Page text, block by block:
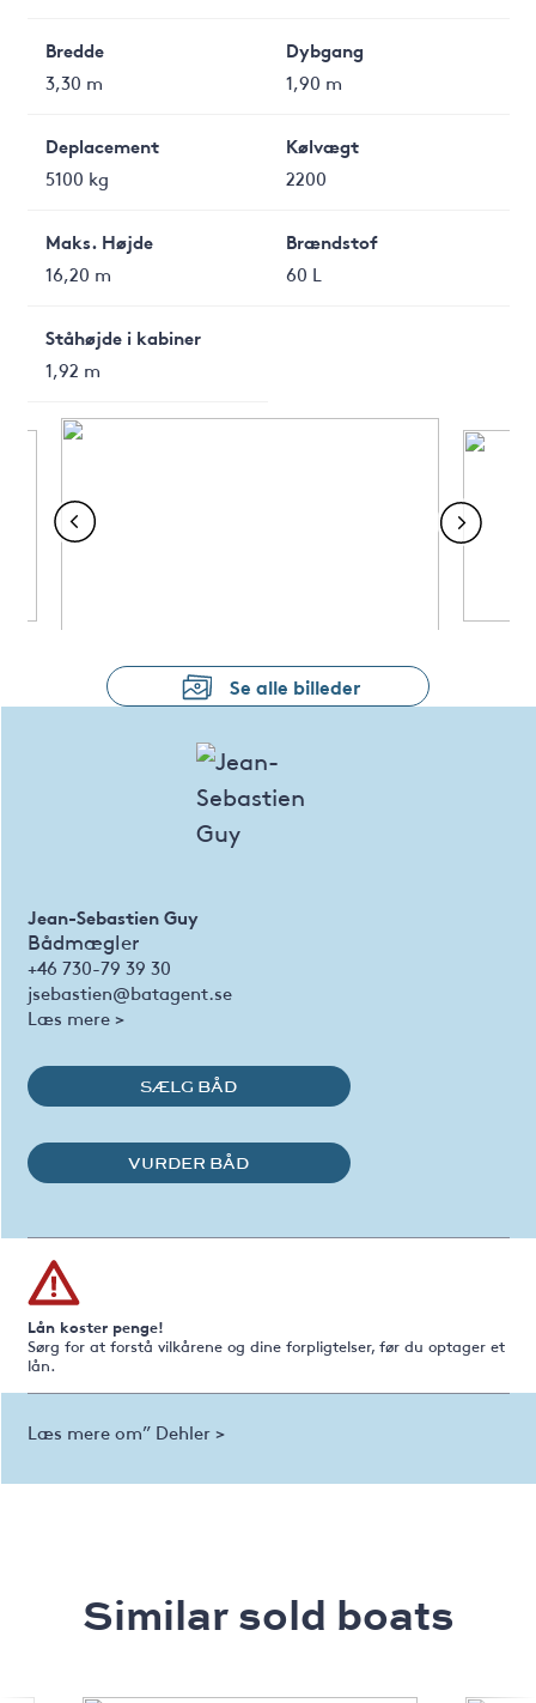
Bredde
3,30 m
Dybgang
1,90 m
Deplacement
5100 kg
Kølvægt
2200
Maks. Højde
16,20 m
Brændstof
60 L
Ståhøjde i kabiner
1,92 m
Se alle billeder
Jean-Sebastien Guy
Bådmægler
+46 730-79 39 30
jsebastien@batagent.se
Læs mere >
SÆLG BÅD
VURDER BÅD
Lån koster penge!
Sørg for at forstå vilkårene og dine forpligtelser, før du optager et
lån.
Læs mere om” Dehler >
Similar sold boats